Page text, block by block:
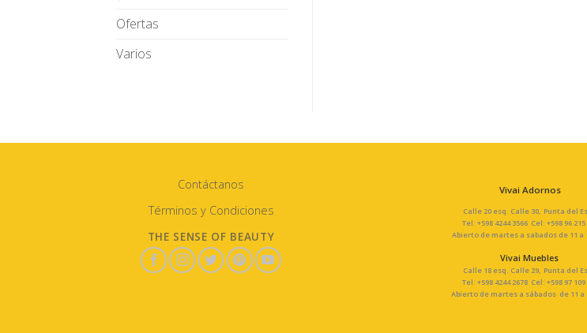
Ofertas
Varios
Contáctanos
Términos y Condiciones
THE SENSE OF BEAUTY
Vivai Adornos
Calle 20 esq. Calle 30, Punta del
Tel: +598 4244 3566 Cel: +598 96 215
Abierto de martes a sabados de 11 a
Vivai Muebles
Calle 18 esq. Calle 29, Punta del
Tel: +598 4244 2678 Cel: +598 97 109
Abierto de martes a sábados de 11 a